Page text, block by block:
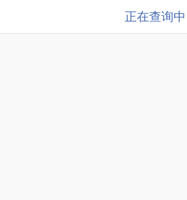
正在查询中